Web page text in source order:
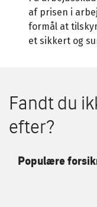
af prisen i
formål at
et sikkert og
Fandt du
efter?
Populære